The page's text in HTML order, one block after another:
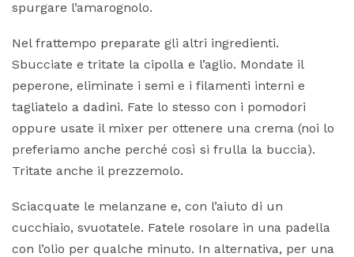
spurgare l’amarognolo.
Nel frattempo preparate gli altri ingredienti.
Sbucciate e tritate la cipolla e l’aglio. Mondate il
peperone, eliminate i semi e i filamenti interni e
tagliatelo a dadini. Fate lo stesso con i pomodori
oppure usate il mixer per ottenere una crema (noi lo
preferiamo anche perché così si frulla la buccia).
Tritate anche il prezzemolo.
Sciacquate le melanzane e, con l’aiuto di un
cucchiaio, svuotatele. Fatele rosolare in una padella
con l’olio per qualche minuto. In alternativa, per una